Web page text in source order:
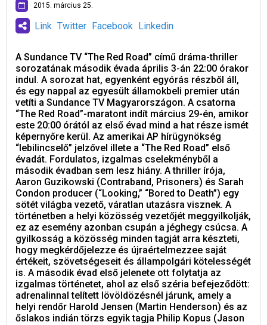
2015. március 25.
Link Twitter Facebook Linkedin
A Sundance TV “The Red Road” című dráma-thriller
sorozatának második évada április 3-án 22:00 órakor
indul. A sorozat hat, egyenként egyórás részből áll,
és egy nappal az egyesült államokbeli premier után
vetíti a Sundance TV Magyarországon. A csatorna
“The Red Road”-maratont indít március 29-én, amikor
este 20:00 órától az első évad mind a hat része ismét
képernyőre kerül. Az amerikai AP hírügynökség
“lebilincselő” jelzővel illete a “The Red Road” első
évadát. Fordulatos, izgalmas cselekményből a
második évadban sem lesz hiány. A thriller írója,
Aaron Guzikowski (Contraband, Prisoners) és Sarah
Condon producer (“Looking,” “Bored to Death”) egy
sötét világba vezető, váratlan utazásra visznek. A
történetben a helyi közösség vezetőjét meggyilkolják,
ez az esemény azonban csupán a jéghegy csúcsa. A
gyilkosság a közösség minden tagját arra készteti,
hogy megkérdőjelezze és újraértelmezzee saját
értékeit, szövetségeseit és állampolgári kötelességét
is. A második évad első jelenete ott folytatja az
izgalmas történetet, ahol az első széria befejeződött:
adrenalinnal telített lövöldözésnél járunk, amely a
helyi rendőr Harold Jensen (Martin Henderson) és az
őslakos indián törzs egyik tagja Philip Kopus (Jason